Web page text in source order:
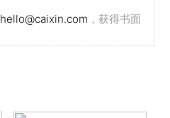
hello@caixin.com ，获得书面